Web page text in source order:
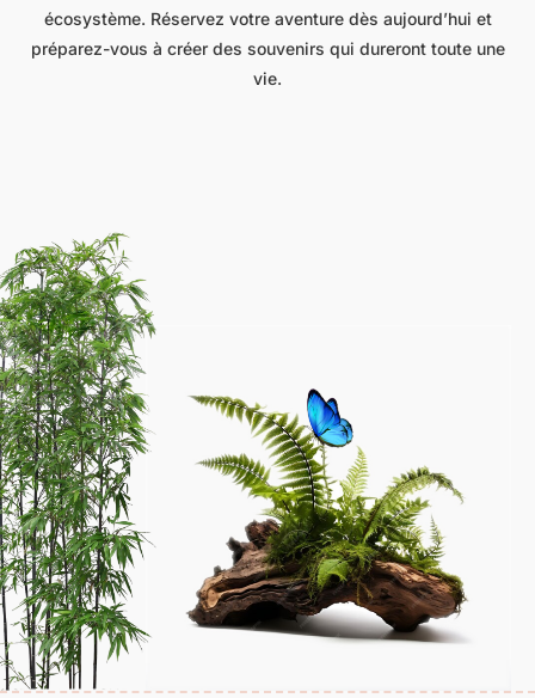
écosystème. Réservez votre aventure dès aujourd’hui et
préparez-vous à créer des souvenirs qui dureront toute une
vie.